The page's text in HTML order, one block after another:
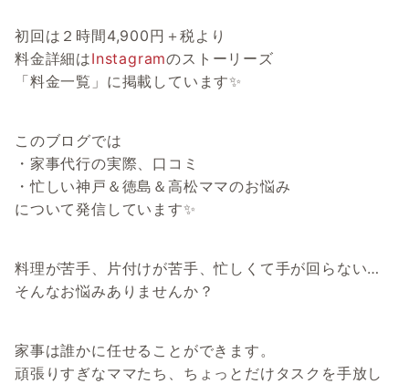
初回は２時間4,900円＋税より
料金詳細はInstagramのストーリーズ
「料金一覧」に掲載しています✨
このブログでは
・家事代行の実際、口コミ
・忙しい神戸＆徳島＆高松ママのお悩み
について発信しています✨
料理が苦手、片付けが苦手、忙しくて手が回らない…
そんなお悩みありませんか？
家事は誰かに任せることができます。
頑張りすぎなママたち、ちょっとだけタスクを手放し